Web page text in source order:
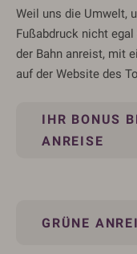
Weil uns die Umwelt,
Fußabdruck nicht
der Bahn anreist, mit
auf der Website des
IHR BONUS
ANREISE
GRÜNE